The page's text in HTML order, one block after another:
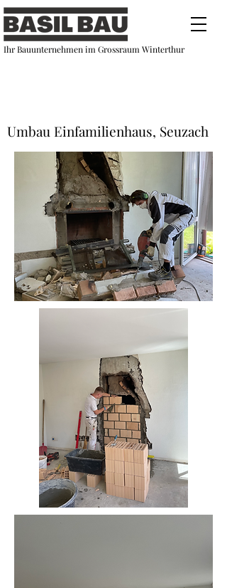
Ihr Bauunternehmen im Grossraum Winterthur
Umbau Einfamilienhaus, Seuzach